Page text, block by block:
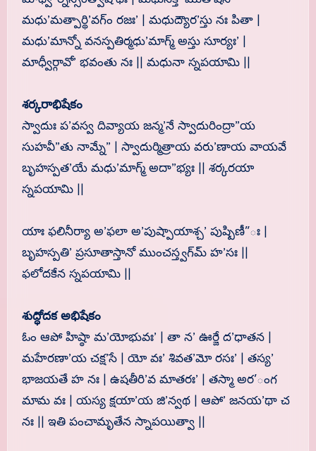
మధు’మత్పార్థి’వగ్ం రజః’ | మధుద్యౌర’స్తు నః పితా |
మధు’మాన్నో వనస్పతిర్మధు’మాగ్మ్ అస్తు సూర్యః’ |
మాధ్వీర్గావో’ భవంతు నః || మధునా స్నపయామి ||
శర్కరాభిషేకం
స్వాదుః ప’వస్వ దివ్యాయ జన్మ’నే స్వాదురింద్రా”య
సుహవీ”తు నామ్నే” | స్వాదుర్మిత్రాయ వరు’ణాయ వాయవే
బృహస్పత’యే మధు’మాగ్మ్ అదా”భ్యః || శర్కరయా
స్నపయామి ||
యాః ఫలినీర్యా అ’ఫలా అ’పుష్పాయాశ్చ’ పుష్పిణీ”ః |
బృహస్పతి’ ప్రసూతాస్తానో ముంచస్త్వగ్‍మ్ హ’సః ||
ఫలోదకేన స్నపయామి ||
శుద్ధోదక అభిషేకం
ఓం ఆపో హిష్ఠా మ’యోభువః’ | తా న’ ఊర్జే ద’ధాతన |
మహేరణా’య చక్ష’సే | యో వః’ శివత’మో రసః’ | తస్య’
భాజయతే హ నః | ఉషతీరి’వ మాతరః’ | తస్మా అర’ంగ
మామ వః | యస్య క్షయా’య జి’న్వథ | ఆపో’ జనయ’థా చ
నః || ఇతి పంచామృతేన స్నాపయిత్వా ||